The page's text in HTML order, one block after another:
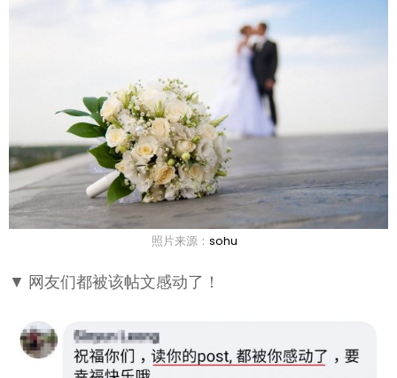
照片来源： sohu
▼ 网友们都被该帖文感动了！